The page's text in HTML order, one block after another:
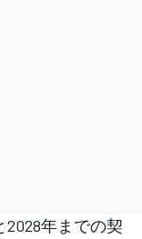
年までの契